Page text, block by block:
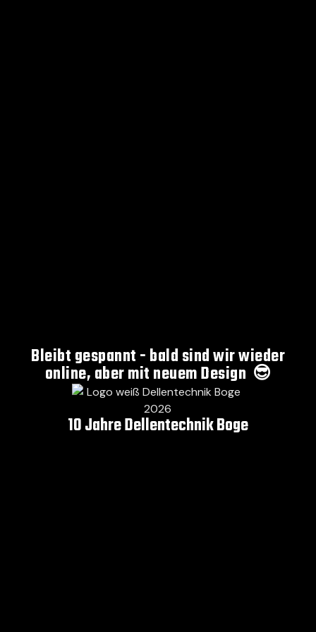
Bleibt gespannt - bald sind wir wieder
online, aber mit neuem Design 😎
10 Jahre Dellentechnik Boge